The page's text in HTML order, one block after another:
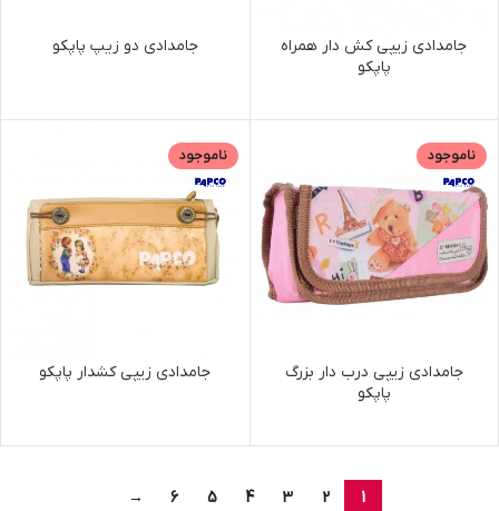
جامدادی زیپی کش دار همراه
پاپکو
جامدادی دو زیپ پاپکو
ناموجود
جامدادی زیپی درب دار بزرگ
پاپکو
ناموجود
جامدادی زیپی کشدار پاپکو
1
2
3
4
5
6
→